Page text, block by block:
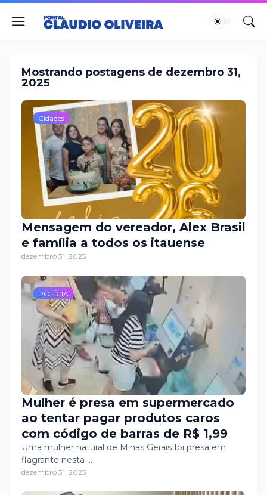
Mostrando postagens de dezembro 31,
2025
Cidades
Mensagem do vereador, Alex Brasil
e família a todos os itauense
dezembro 31, 2025
POLÍCIA
Mulher é presa em supermercado
ao tentar pagar produtos caros
com código de barras de R$ 1,99
Uma mulher natural de Minas Gerais foi presa em
flagrante nesta …
dezembro 31, 2025